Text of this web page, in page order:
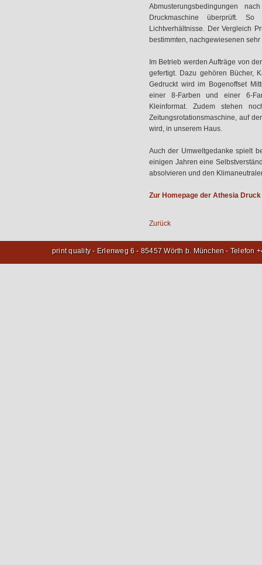
Abmusterungsbedingungen
Druckmaschine überprüft.
Lichtverhältnisse. Der Vergleich
bestimmten, nachgewiesenen
Im Betrieb werden Aufträge von
gefertigt. Dazu gehören Bücher,
Gedruckt wird im Bogenoffset
einer 8-Farben und einer 6-
Kleinformat. Zudem stehen
Zeitungsrotationsmaschine, auf
wird, in unserem Haus.
Auch der Umweltgedanke spielt
einigen Jahren eine
absolvieren und den
Zur Homepage der Athesia
Zurück
print quality - Erlenweg 6 - 85457 Wörth b. München - Telefon